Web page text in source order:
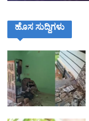
ಹೊಸ ಸುದ್ದಿಗಳು